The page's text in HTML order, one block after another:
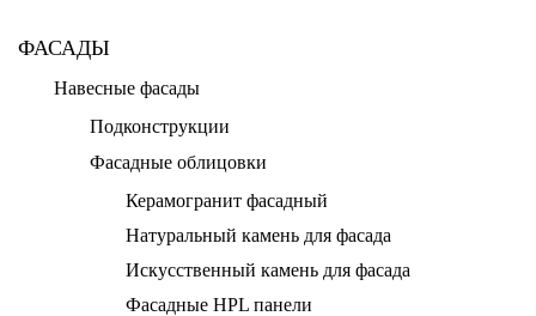
ФАСАДЫ
Навесные фасады
Подконструкции
Фасадные облицовки
Керамогранит фасадный
Натуральный камень для фасада
Искусственный камень для фасада
Фасадные HPL панели